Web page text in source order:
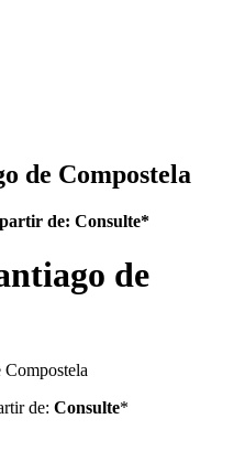
de Compostela
de: Consulte*
de
de: Consulte*